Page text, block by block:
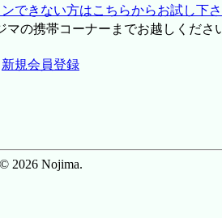
できない方はこちらからお試し下
の携帯コーナーまでお越しくださ
新規会員登録
© 2026 Nojima.